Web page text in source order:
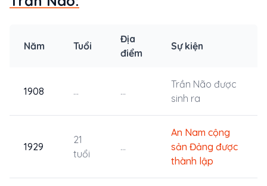
Năm Tuổi
Địa
điểm
Sự kiện
1908 ... ...
Trần Não được
sinh ra
1929
21
tuổi
...
An Nam cộng
sản Đảng được
thành lập